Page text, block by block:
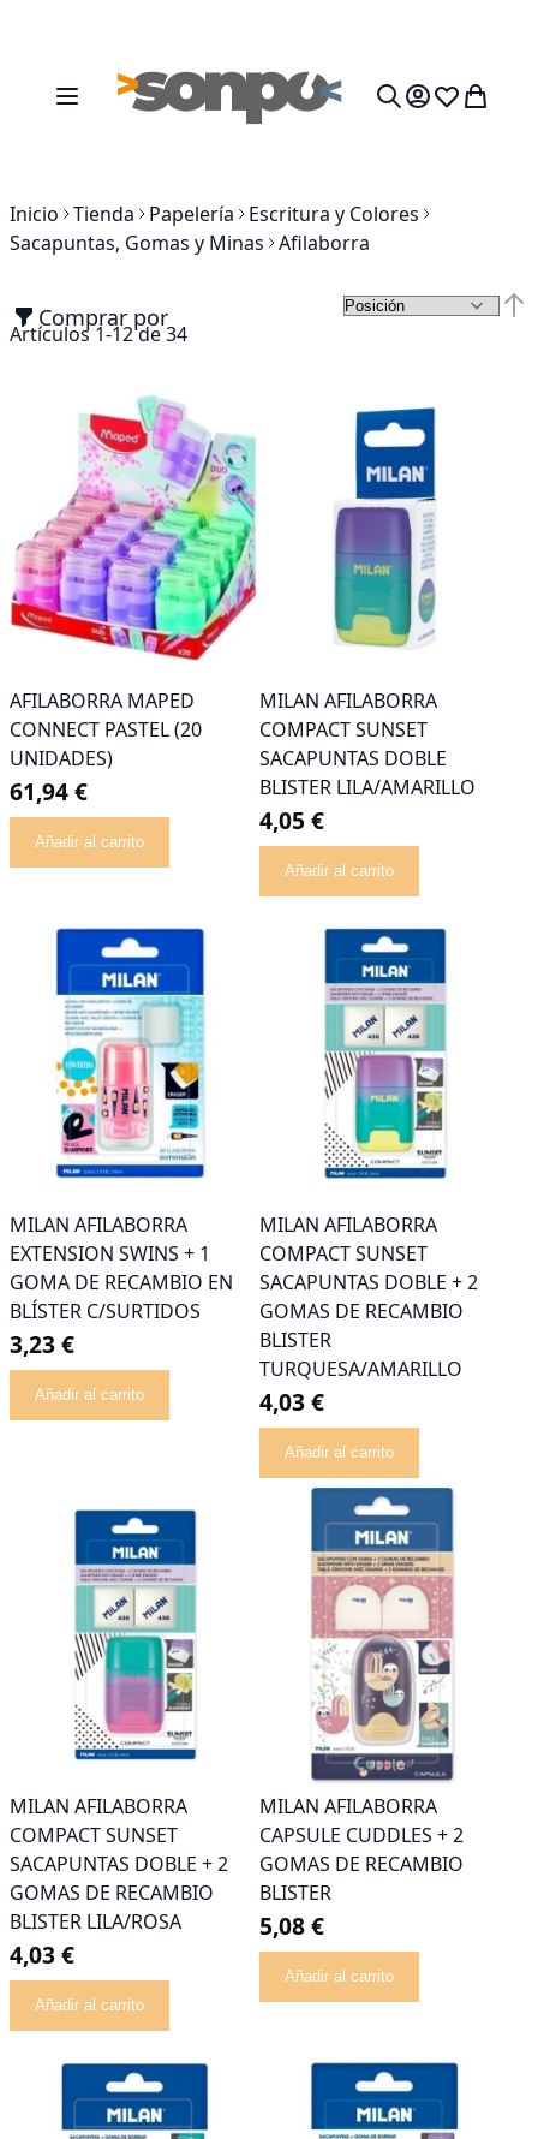
Toggle Nav Mi cesta
Inicio Tienda Papelería
Escritura y Colores
Sacapuntas, Gomas y Minas Afilaborra
Comprar por
Artículos1-12de34
AFILABORRA MAPED
CONNECT PASTEL (20
UNIDADES)
61,94 €
Añadir al carrito
MILAN AFILABORRA
COMPACT SUNSET
SACAPUNTAS DOBLE
BLISTER LILA/AMARILLO
4,05 €
Añadir al carrito
MILAN AFILABORRA
EXTENSION SWINS + 1
GOMA DE RECAMBIO EN
BLÍSTER C/SURTIDOS
3,23 €
Añadir al carrito
MILAN AFILABORRA
COMPACT SUNSET
SACAPUNTAS DOBLE + 2
GOMAS DE RECAMBIO
BLISTER
TURQUESA/AMARILLO
4,03 €
Añadir al carrito
MILAN AFILABORRA
COMPACT SUNSET
SACAPUNTAS DOBLE + 2
GOMAS DE RECAMBIO
BLISTER LILA/ROSA
4,03 €
Añadir al carrito
MILAN AFILABORRA
CAPSULE CUDDLES + 2
GOMAS DE RECAMBIO
BLISTER
5,08 €
Añadir al carrito